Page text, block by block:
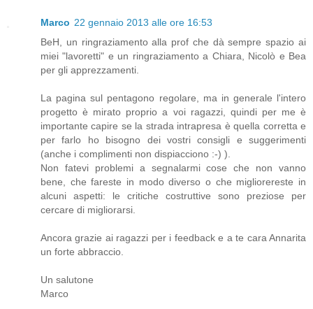
Marco 22 gennaio 2013 alle ore 16:53
BeH, un ringraziamento alla prof che dà sempre spazio ai
miei "lavoretti" e un ringraziamento a Chiara, Nicolò e Bea
per gli apprezzamenti.
La pagina sul pentagono regolare, ma in generale l'intero
progetto è mirato proprio a voi ragazzi, quindi per me è
importante capire se la strada intrapresa è quella corretta e
per farlo ho bisogno dei vostri consigli e suggerimenti
(anche i complimenti non dispiacciono :-) ).
Non fatevi problemi a segnalarmi cose che non vanno
bene, che fareste in modo diverso o che migliorereste in
alcuni aspetti: le critiche costruttive sono preziose per
cercare di migliorarsi.
Ancora grazie ai ragazzi per i feedback e a te cara Annarita
un forte abbraccio.
Un salutone
Marco